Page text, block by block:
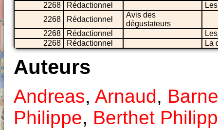
2268
Rédactionnel
2268
Rédactionnel
Avis des
dégustateurs
2268
Rédactionnel
2268
Rédactionnel La
Auteurs
Andreas, Arnaud,
Philippe, Berthet